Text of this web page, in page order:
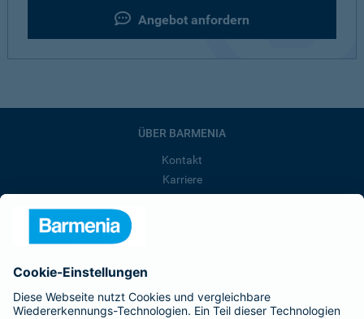
Angebot anfordern
ÜBER BARMENIA
Kontakt
Karriere
Presse
Barmenia ist Teil der BarmeniaGothaer
BELIEBTE SEITEN